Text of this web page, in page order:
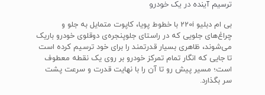
ترسیم آینده در یک خودرو
بی ام دبلیو 220i با خطوط پویا، کاپوت متمایل به جلو و
چراغ‌های جلویی که در راستای جلوپنجره‌ی دوقلوی خودرو باریک
می‌شوند، ظاهری بسیار قدرتمند را برای خود ترسیم کرده است
تا جایی که انگار تمام تمرکز خودرو بر روی یک نقطه معطوف
است؛ مسیر پیش رو تا آن را با نهایت قدرت و سرعت پشت
سر بگذارد.